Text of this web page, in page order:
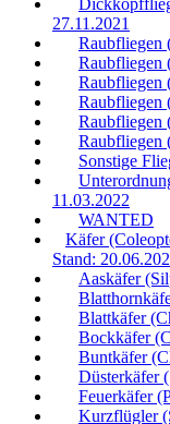
27.11.2021
Raubfliegen
Raubfliegen
Raubfliegen
Raubfliegen
Raubfliegen
Raubfliegen
Sonstige
11.03.2022
WANTED
Käfer
Stand:
Aaskäfer
Blattkäfer
Bockkäfer
Buntkäfer
Düsterkäfer
Feuerkäfer
Kurzflügler